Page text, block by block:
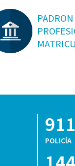
911
POLICÍA